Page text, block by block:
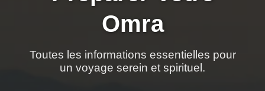
Omra
Toutes les informations essentielles pour
un voyage serein et spirituel.